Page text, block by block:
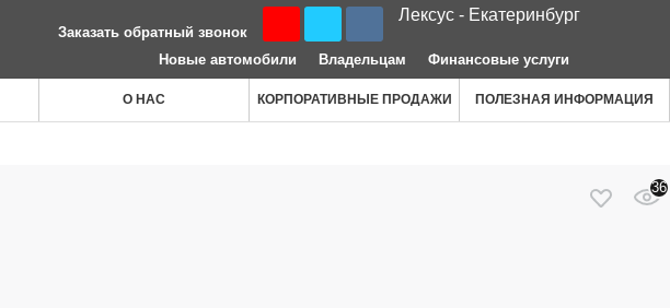
Заказать обратный звонок
Лексус - Екатеринбург
Новые автомобили Владельцам Финансовые услуги
О НАС КОРПОРАТИВНЫЕ ПРОДАЖИ ПОЛЕЗНАЯ ИНФОРМАЦИЯ
36